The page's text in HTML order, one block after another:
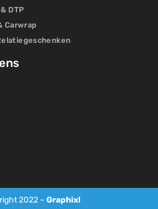
DTP
Carwrap
2022 – Graphixl